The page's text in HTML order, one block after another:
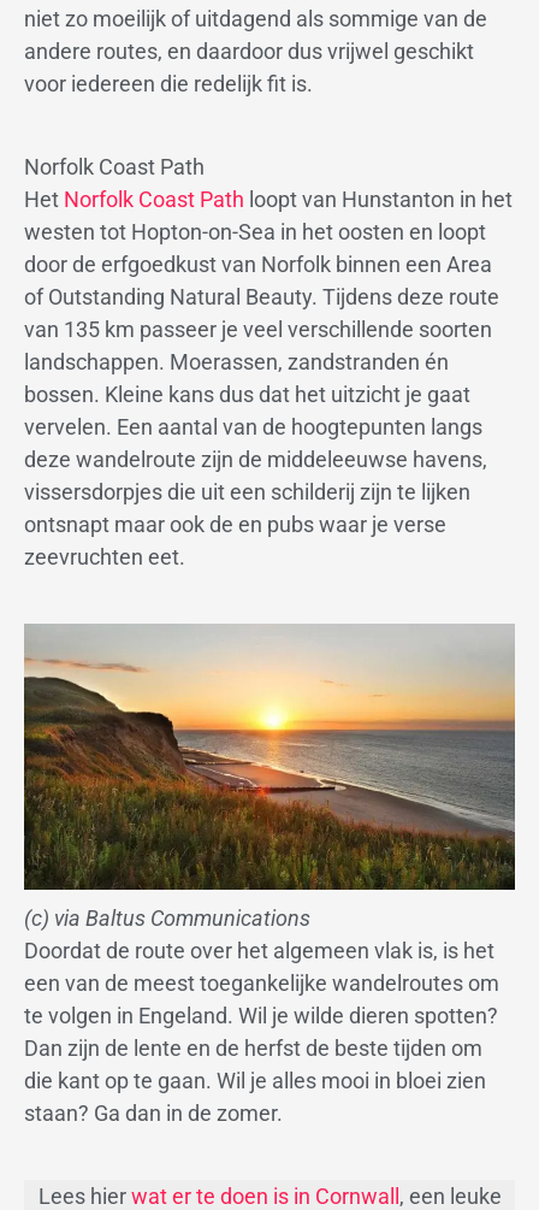
niet zo moeilijk of uitdagend als sommige van de
andere routes, en daardoor dus vrijwel geschikt
voor iedereen die redelijk fit is.
Norfolk Coast Path
Het Norfolk Coast Path loopt van Hunstanton in het
westen tot Hopton-on-Sea in het oosten en loopt
door de erfgoedkust van Norfolk binnen een Area
of Outstanding Natural Beauty. Tijdens deze route
van 135 km passeer je veel verschillende soorten
landschappen. Moerassen, zandstranden én
bossen. Kleine kans dus dat het uitzicht je gaat
vervelen. Een aantal van de hoogtepunten langs
deze wandelroute zijn de middeleeuwse havens,
vissersdorpjes die uit een schilderij zijn te lijken
ontsnapt maar ook de en pubs waar je verse
zeevruchten eet.
(c) via Baltus Communications
Doordat de route over het algemeen vlak is, is het
een van de meest toegankelijke wandelroutes om
te volgen in Engeland. Wil je wilde dieren spotten?
Dan zijn de lente en de herfst de beste tijden om
die kant op te gaan. Wil je alles mooi in bloei zien
staan? Ga dan in de zomer.
Lees hierwat er te doen is in Cornwall, een leuke